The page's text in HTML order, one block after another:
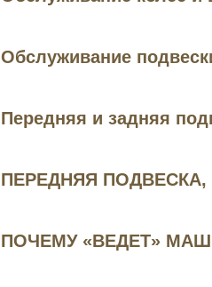
Обслуживание
Передняя и задняя
ПЕРЕДНЯЯ ПОДВЕСКА,
ПОЧЕМУ «ВЕДЕТ»